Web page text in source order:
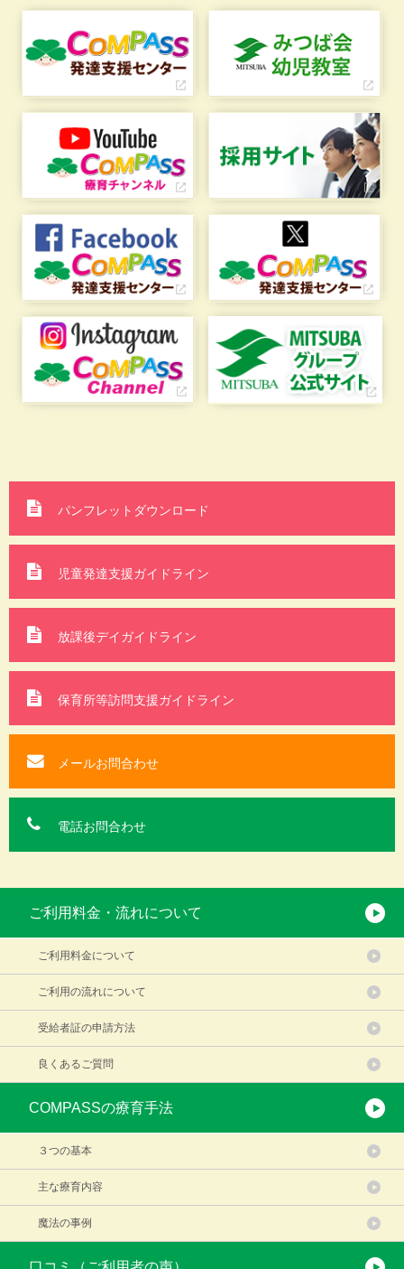
ご利用料金・流れについて
ご利用料金について
ご利用の流れについて
受給者証の申請方法
良くあるご質問
COMPASSの療育手法
３つの基本
主な療育内容
魔法の事例
パンフレットダウンロード
児童発達支援ガイドライン
放課後デイガイドライン
保育所等訪問支援ガイドライン
メールお問合わせ
電話お問合わせ